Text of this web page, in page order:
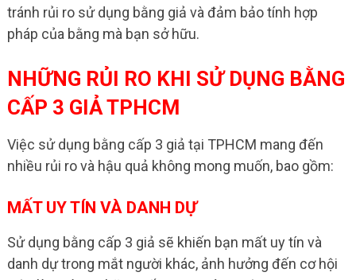
tránh rủi ro sử dụng bằng giả và đảm bảo tính hợp
pháp của bằng mà bạn sở hữu.
NHỮNG RỦI RO KHI SỬ DỤNG BẰNG
CẤP 3 GIẢ TPHCM
Việc sử dụng bằng cấp 3 giả tại TPHCM mang đến
nhiều rủi ro và hậu quả không mong muốn, bao gồm:
MẤT UY TÍN VÀ DANH DỰ
Sử dụng bằng cấp 3 giả sẽ khiến bạn mất uy tín và
danh dự trong mắt người khác, ảnh hưởng đến cơ hội